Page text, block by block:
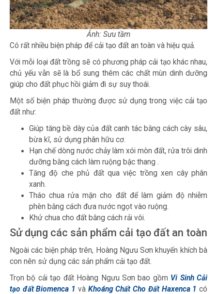
Ảnh: Sưu tầm
Có rất nhiều biện pháp để cải tạo đất an toàn và hiệu quả.
Với mỗi loại đất trồng sẽ có phương pháp cải tạo khác nhau,
chủ yếu vẫn sẽ là bổ sung thêm các chất mùn dinh dưỡng
giúp cho đất phục hồi giảm đi sự suy thoái.
Một số biện pháp thường được sử dụng trong việc cải tạo
đất như:
Giúp tăng bề dày của đất canh tác bằng cách cày sâu,
bừa kĩ, sử dụng phân hữu cơ.
Hạn chế dòng nước chảy làm xói mòn đất, rửa trôi dinh
dưỡng bằng cách làm ruộng bậc thang .
Tăng độ che phủ đất qua việc trồng xen cây phân
xanh.
Tháo chua rửa mặn cho đất để làm giảm độ nhiễm
phèn bằng cách đưa nước ngọt vào ruộng.
Khử chua cho đất bằng cách rải vôi.
Sử dụng các sản phẩm cải tạo đất an toàn
Ngoài các biện pháp trên, Hoàng Ngưu Sơn khuyến khích bà
con nên sử dụng các sản phẩm cải tạo đất.
Trọn bộ cải tạo đất Hoàng Ngưu Sơn bao gồm Vi Sinh Cải
tạo đất Biomenca 1 và Khoáng Chất Cho Đất Haxenca 1 có